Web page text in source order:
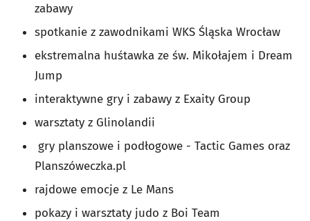
zabawy
spotkanie z zawodnikami WKS Śląska Wrocław
ekstremalna huśtawka ze św. Mikołajem i Dream
Jump
interaktywne gry i zabawy z Exaity Group
warsztaty z Glinolandii
gry planszowe i podłogowe - Tactic Games oraz
Planszóweczka.pl
rajdowe emocje z Le Mans
pokazy i warsztaty judo z Boi Team